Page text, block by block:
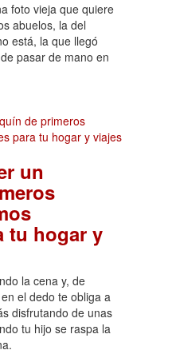
foto vieja que quiere
abuelos, la del
está, la que llegó
pasar de mano en
un
tu hogar y
la cena y, de
el dedo te obliga a
disfrutando de unas
tu hijo se raspa la